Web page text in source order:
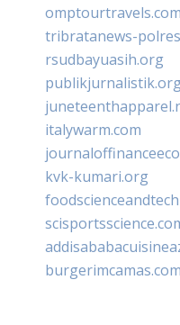
omptourtravels.com
tribratanews-
rsudbayuasih.org
italywarm.com
kvk-kumari.org
burgerimcamas.com